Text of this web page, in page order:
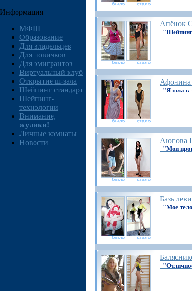
Информация
МФШ
Образование
Для владельцев
Для новичков
Для эмигрантов
Виртуальный клуб
Открытие ш-зала
Шейпинг-стандарт
Шейпинг-
технологии
Внимание,
жулики!
Личные комнаты
Новости
Апёнок
"Шейпинг
Афонина
"Я шла
Аюпова
"Мои
"Мое